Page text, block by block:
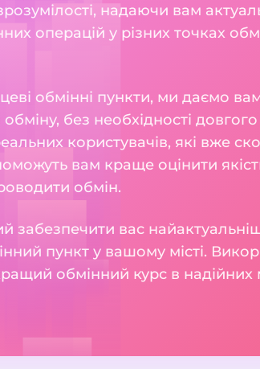
надаючи вам
операцій у різних точках
обмінні пункти, ми даємо
без необхідності
користувачів, які вже
вам краще оцінити
обмін.
забезпечити вас
пункт у вашому місті.
обмінний курс в надійних